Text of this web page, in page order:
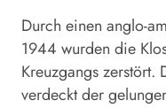
Durch einen anglo-
1944 wurden die
Kreuzgangs zerstört.
verdeckt der